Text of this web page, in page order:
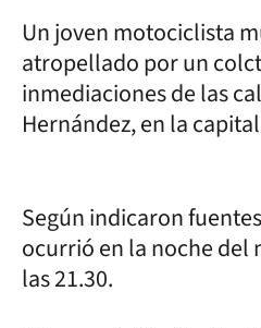
Un joven motociclista
atropellado por un
inmediaciones de las
Hernández, en la
Según indicaron
ocurrió en la noche del
las 21.30.